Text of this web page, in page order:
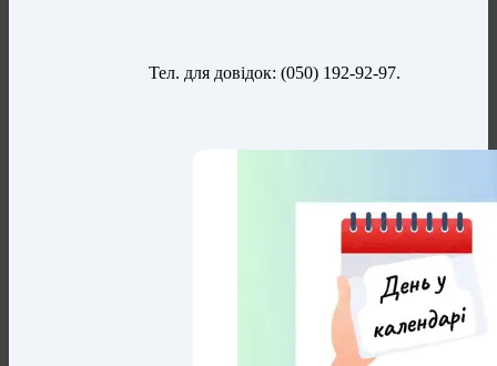
Тел. для довідок: (050) 192-92-97.